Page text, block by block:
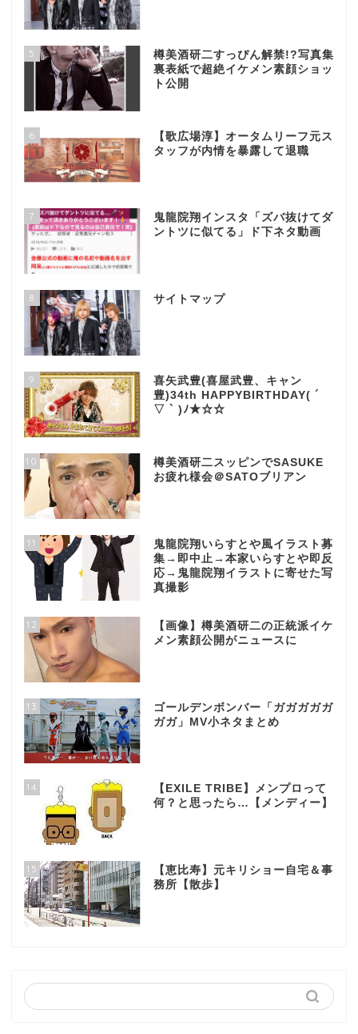
5
樽美酒研二すっぴん解禁!?写真集
裏表紙で超絶イケメン素顔ショッ
ト公開
6
【歌広場淳】オータムリーフ元ス
タッフが内情を暴露して退職
7
鬼龍院翔インスタ「ズバ抜けてダ
ントツに似てる」ド下ネタ動画
8 サイトマップ
9
喜矢武豊(喜屋武豊、キャン
豊)34th HAPPYBIRTHDAY( ´
▽ ` )ﾉ★☆☆
10
樽美酒研二スッピンでSASUKE
お疲れ様会＠SATOブリアン
11
鬼龍院翔いらすとや風イラスト募
集→即中止→本家いらすとや即反
応→鬼龍院翔イラストに寄せた写
真撮影
12
【画像】樽美酒研二の正統派イケ
メン素顔公開がニュースに
13
ゴールデンボンバー「ガガガガガ
ガガ」MV小ネタまとめ
14
【EXILE TRIBE】メンプロって
何？と思ったら…【メンディー】
15
【恵比寿】元キリショー自宅＆事
務所【散歩】